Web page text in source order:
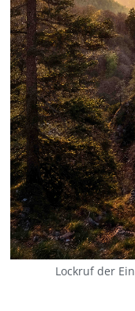
Lockruf der